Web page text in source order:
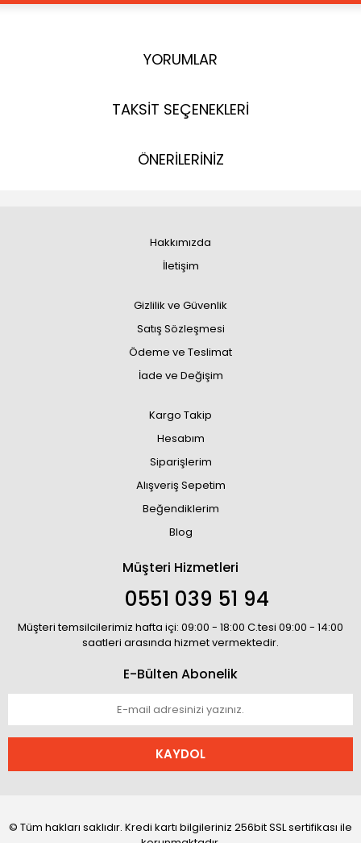
YORUMLAR
TAKSİT SEÇENEKLERİ
ÖNERİLERİNİZ
Hakkımızda
İletişim
Gizlilik ve Güvenlik
Satış Sözleşmesi
Ödeme ve Teslimat
İade ve Değişim
Kargo Takip
Hesabım
Siparişlerim
Alışveriş Sepetim
Beğendiklerim
Blog
Müşteri Hizmetleri
0551 039 51 94
Müşteri temsilcilerimiz hafta içi: 09:00 - 18:00 C.tesi 09:00 - 14:00
saatleri arasında hizmet vermektedir.
E-Bülten Abonelik
KAYDOL
© Tüm hakları saklıdır. Kredi kartı bilgileriniz 256bit SSL sertifikası ile